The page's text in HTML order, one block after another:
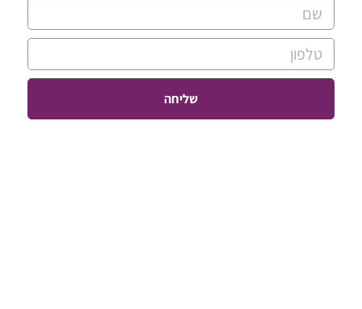
שליחה